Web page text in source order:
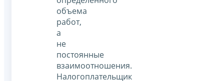
объема
работ,
а
не
постоянные
взаимоотношения.
Налогоплательщик